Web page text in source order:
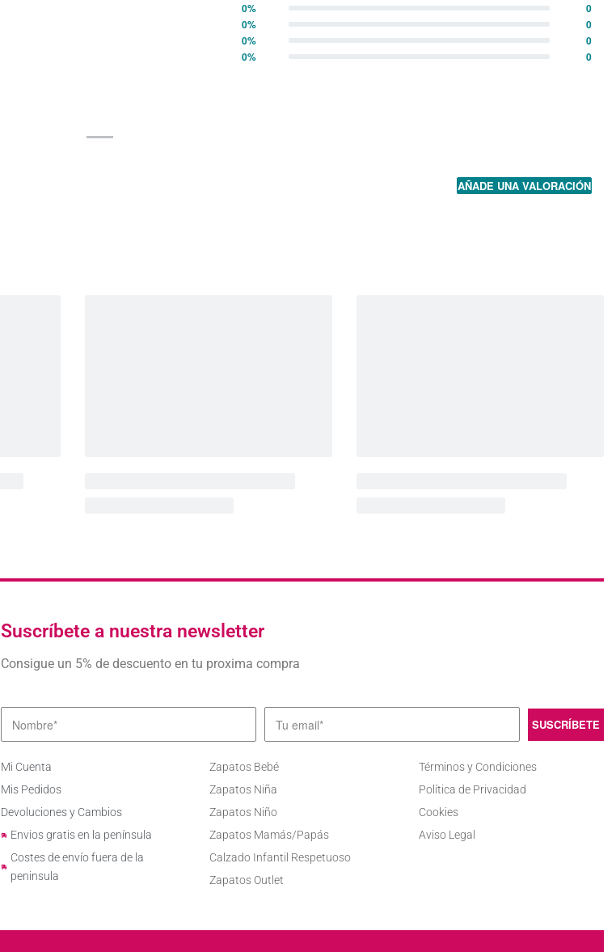
0% 0
0% 0
0% 0
0% 0
AÑADE UNA VALORACIÓN
Suscríbete a nuestra newsletter
Consigue un 5% de descuento en tu proxima compra
Mi Cuenta
Mis Pedidos
Devoluciones y Cambios
Envios gratis en la península
Costes de envío fuera de la
peninsula
Zapatos Bebé
Zapatos Niña
Zapatos Niño
Zapatos Mamás/Papás
Calzado Infantil Respetuoso
Zapatos Outlet
Términos y Condiciones
Política de Privacidad
Cookies
Aviso Legal